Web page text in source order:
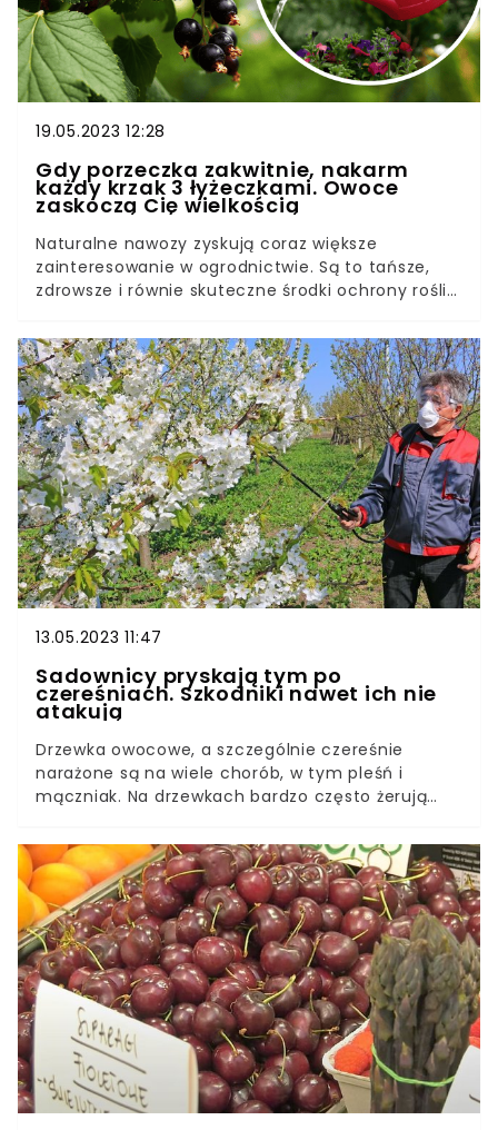
19.05.2023 12:28
Gdy porzeczka zakwitnie, nakarm
każdy krzak 3 łyżeczkami. Owoce
zaskoczą Cię wielkością
Naturalne nawozy zyskują coraz większe
zainteresowanie w ogrodnictwie. Są to tańsze,
zdrowsze i równie skuteczne środki ochrony roślin,
warunkach, uprawiając bio owoce i warzywa. Jeśli
uprawiacie porzeczki, to koniecznie zapoznajcie
się z naszym sposobem na naturalny nawóz.
13.05.2023 11:47
Sadownicy pryskają tym po
czereśniach. Szkodniki nawet ich nie
atakują
Drzewka owocowe, a szczególnie czereśnie
narażone są na wiele chorób, w tym pleśń i
mączniak. Na drzewkach bardzo często żerują
raz na zawsze, jeśli przygotujesz naturalne opryski
z cebuli i czosnku.